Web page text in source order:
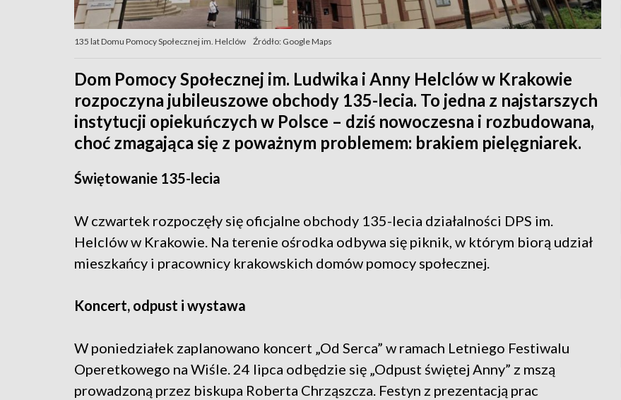
135 lat Domu Pomocy Społecznej im. Helclów Źródło: Google Maps
Dom Pomocy Społecznej im. Ludwika i Anny Helclów w Krakowie
rozpoczyna jubileuszowe obchody 135-lecia. To jedna z najstarszych
instytucji opiekuńczych w Polsce – dziś nowoczesna i rozbudowana,
choć zmagająca się z poważnym problemem: brakiem pielęgniarek.
Świętowanie 135-lecia
W czwartek rozpoczęły się oficjalne obchody 135-lecia działalności DPS im.
Helclów w Krakowie. Na terenie ośrodka odbywa się piknik, w którym biorą udział
mieszkańcy i pracownicy krakowskich domów pomocy społecznej.
Koncert, odpust i wystawa
W poniedziałek zaplanowano koncert „Od Serca” w ramach Letniego Festiwalu
Operetkowego na Wiśle. 24 lipca odbędzie się „Odpust świętej Anny” z mszą
prowadzoną przez biskupa Roberta Chrząszcza. Festyn z prezentacją prac